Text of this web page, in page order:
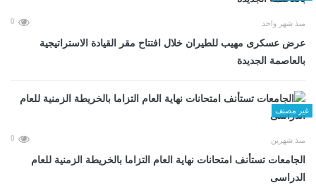
منذ شهر واحد 0
عرض عسكرى مهيب للطيران خلال افتتاح مقر القيادة الاستراتيجية
بالعاصمة الجديدة
غير مصنف
منذ شهرين 0
الجامعات تستأنف امتحانات نهاية العام التزاما بالخريطة الزمنية للعام
الدراسى